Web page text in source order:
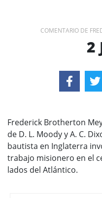
COMENTARIO DE
2
Frederick Brotherton
de D. L. Moody y A. C.
bautista en Inglaterra
trabajo misionero en el
lados del Atlántico.